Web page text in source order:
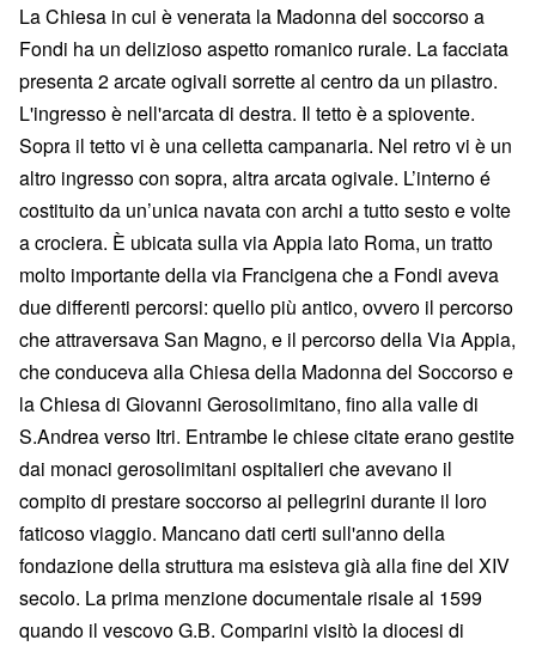
La Chiesa in cui è venerata la Madonna del soccorso a
Fondi ha un delizioso aspetto romanico rurale. La facciata
presenta 2 arcate ogivali sorrette al centro da un pilastro.
L'ingresso è nell'arcata di destra. Il tetto è a spiovente.
Sopra il tetto vi è una celletta campanaria. Nel retro vi è un
altro ingresso con sopra, altra arcata ogivale. L’interno é
costituito da un’unica navata con archi a tutto sesto e volte
a crociera. È ubicata sulla via Appia lato Roma, un tratto
molto importante della via Francigena che a Fondi aveva
due differenti percorsi: quello più antico, ovvero il percorso
che attraversava San Magno, e il percorso della Via Appia,
che conduceva alla Chiesa della Madonna del Soccorso e
la Chiesa di Giovanni Gerosolimitano, fino alla valle di
S.Andrea verso Itri. Entrambe le chiese citate erano gestite
dai monaci gerosolimitani ospitalieri che avevano il
compito di prestare soccorso ai pellegrini durante il loro
faticoso viaggio. Mancano dati certi sull'anno della
fondazione della struttura ma esisteva già alla fine del XIV
secolo. La prima menzione documentale risale al 1599
quando il vescovo G.B. Comparini visitò la diocesi di